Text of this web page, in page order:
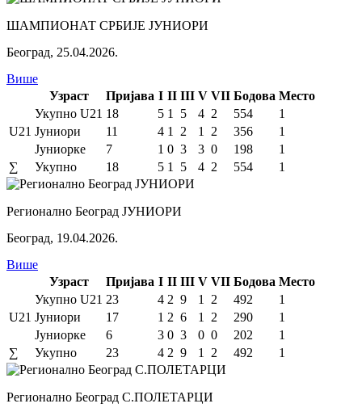
ШАМПИОНАТ СРБИЈЕ ЈУНИОРИ
Београд, 25.04.2026.
Више
Узраст
Пријава I II III V VII Бодова Место
U21
Укупно U21 18 5 1 5 4 2 554
1
Јуниори
11 4 1 2 1 2 356
1
Јуниорке
7 1 0 3 3 0 198
1
∑
Укупно 18 5 1 5 4 2 554 1
Регионално Београд ЈУНИОРИ
Београд, 19.04.2026.
Више
Узраст
Пријава I II III V VII Бодова Место
U21
Укупно U21 23 4 2 9 1 2 492
1
Јуниори
17 1 2 6 1 2 290
1
Јуниорке
6 3 0 3 0 0 202
1
∑
Укупно 23 4 2 9 1 2 492 1
Регионално Београд С.ПОЛЕТАРЦИ